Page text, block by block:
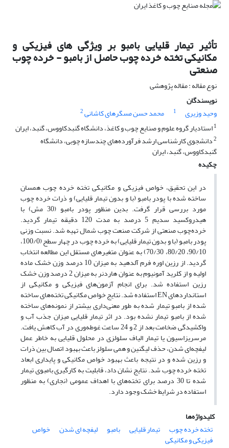
تأثیر تیمار قلیایی بامبو بر ویژگی های فیزیکی و
مکانیکی تخته خرده چوب حاصل از بامبو - خرده چوب
صنعتی
نوع مقاله : مقاله پژوهشی
نویسندگان
وحید وزیری
1 محمد حسن مسگرهای کاشانی2
1استادیار گروه علوم و صنایع چوب و کاغذ، دانشگاه گنبدکاووس، گنبد، ایران
2دانشجوی کارشناسی ارشد فرآورده‌های چندسازه چوبی، دانشگاه
گنبدکاووس، گنبد، ایران
چکیده
در این تحقیق، خواص فیزیکی و مکانیکی تخته خرده چوب همسان
ساخته شده با پودر بامبو (با و بدون تیمار قلیایی) و ذرات خرده چوب
مورد بررسی قرار گرفت. بدین منظور پودر بامبو (30 مش) با
هیدروکسید سدیم 5 درصد به مدت 120 دقیقه تیمار گردید.
خرده‌چوب صنعتی از شرکت صنعت چوب شمال تهیه شد. نسبت وزنی
پودر بامبو (با و بدون تیمار قلیایی) به خرده چوب در چهار سطح (100/0،
90/10، 80/20، 70/30) به عنوان متغیرهای مستقل این مطالعه انتخاب
گردید. از رزین اوره فرم آلدهید به میزان 10 درصد وزن خشک ماده
اولیه و از کلرید آمونیوم به عنوان هاردنر به میزان 2 درصد وزن خشک
رزین استفاده شد. برای انجام آزمون‌های فیزیکی و مکانیکی از
استانداردهای EN استفاده شد. نتایج خواص مکانیکی تخته‌های ساخته
شده از بامبو تیمار شده به طور معنی‌داری بیشتر از نمونه‌های ساخته
شده از بامبو تیمار نشده بود. در اثر تیمار قلیایی میزان جذب آب و
واکشیدگی ضخامت بعد از 2 و 24 ساعت غوطه‌وری در آب کاهش یافت.
مرسریزاسیون یا تیمار الیاف سلولزی در محلول قلیایی به خاطر عمل
لیفچه‌ای شدن، حذف لیگنین و همی سلولز باعث بهبود اتصال بین ذرات
و رزین شده و در نتیجه باعث بهبود خواص مکانیکی و پایداری ابعاد
تخته خرده چوب شد. نتایج نشان داد، قابلیت به کارگیری بامبوی تیمار
شده تا 30 درصد برای تخته‌های با اهداف عمومی (نجاری) به منظور
استفاده در شرایط خشک وجود دارد.
کلیدواژه‌ها
تخته خرده چوب
تیمار قلیایی بامبو لیفچه ای شدن خواص
فیزیکی و مکانیکی